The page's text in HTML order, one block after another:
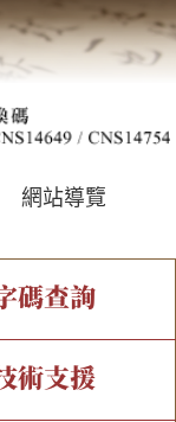
網站導覽
字庫現況
碼查詢
件查詢
術支援